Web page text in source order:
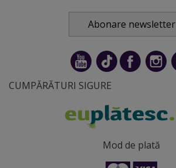
Abonare newsletter
CUMPĂRĂTURI SIGURE
Mod de plată